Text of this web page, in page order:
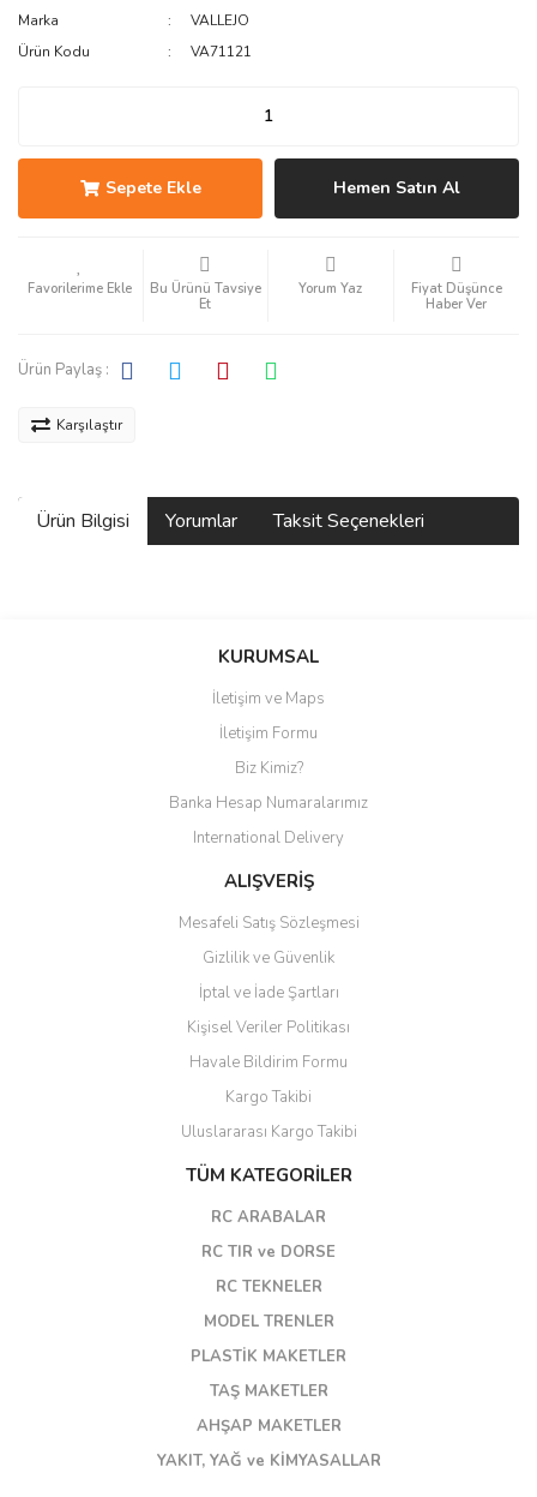
Marka
VALLEJO
Ürün Kodu
VA71121
Sepete Ekle Hemen Satın Al
Bu Ürünü Tavsiye
Et
Yorum Yaz
Fiyat Düşünce
Haber Ver
Ürün Paylaş :
Karşılaştır
Ürün Bilgisi Yorumlar Taksit Seçenekleri
Bu ürüne ilk yorumu siz yapın!
Yorum Yaz
KURUMSAL
İletişim ve Maps
İletişim Formu
Biz Kimiz?
Banka Hesap Numaralarımız
International Delivery
ALIŞVERİŞ
Mesafeli Satış Sözleşmesi
Gizlilik ve Güvenlik
İptal ve İade Şartları
Kişisel Veriler Politikası
Havale Bildirim Formu
Kargo Takibi
Uluslararası Kargo Takibi
TÜM KATEGORİLER
RC ARABALAR
RC TIR ve DORSE
RC TEKNELER
MODEL TRENLER
PLASTİK MAKETLER
TAŞ MAKETLER
AHŞAP MAKETLER
YAKIT, YAĞ ve KİMYASALLAR